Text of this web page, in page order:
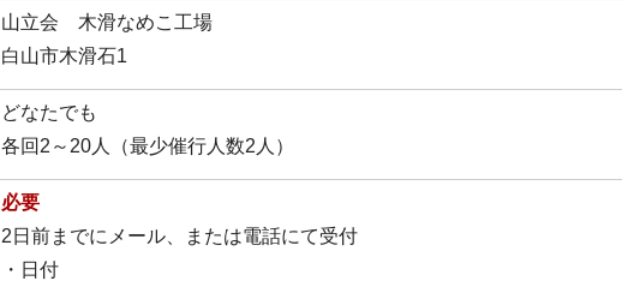
山立会 木滑なめこ工場
白山市木滑石1
どなたでも
各回2～20人（最少催行人数2人）
必要
2日前までにメール、または電話にて受付
・日付